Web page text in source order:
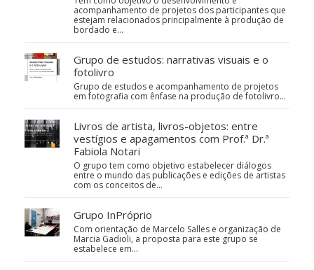
acompanhamento de projetos dos participantes que
estejam relacionados principalmente à produção de
bordado e…
Grupo de estudos: narrativas visuais e o
fotolivro
Grupo de estudos e acompanhamento de projetos
em fotografia com ênfase na produção de fotolivro...
Livros de artista, livros-objetos: entre
vestígios e apagamentos com Prof.ª Dr.ª
Fabiola Notari
O grupo tem como objetivo estabelecer diálogos
entre o mundo das publicações e edições de artistas
com os conceitos de…
Grupo InPróprio
Com orientação de Marcelo Salles e organização de
Marcia Gadioli, a proposta para este grupo se
estabelece em…